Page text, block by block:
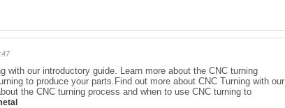
with our introductory guide. Learn more about the CNC turning
to produce your parts.Find out more about CNC Turning with our
the CNC turning process and when to use CNC turning to